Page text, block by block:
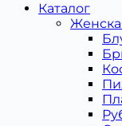
Каталог